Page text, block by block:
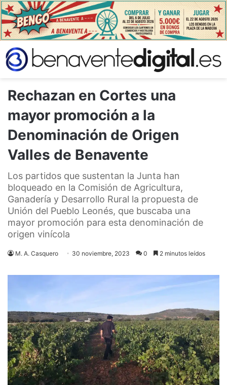
Rechazan en Cortes una
mayor promoción a la
Denominación de Origen
Valles de Benavente
Los partidos que sustentan la Junta han
bloqueado en la Comisión de Agricultura,
Ganadería y Desarrollo Rural la propuesta de
Unión del Pueblo Leonés, que buscaba una
mayor promoción para esta denominación de
origen vinícola
M. A. Casquero 30 noviembre, 2023 0 2 minutos leídos